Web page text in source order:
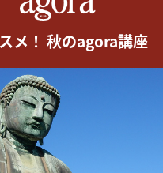
メ！ 秋のagora講座